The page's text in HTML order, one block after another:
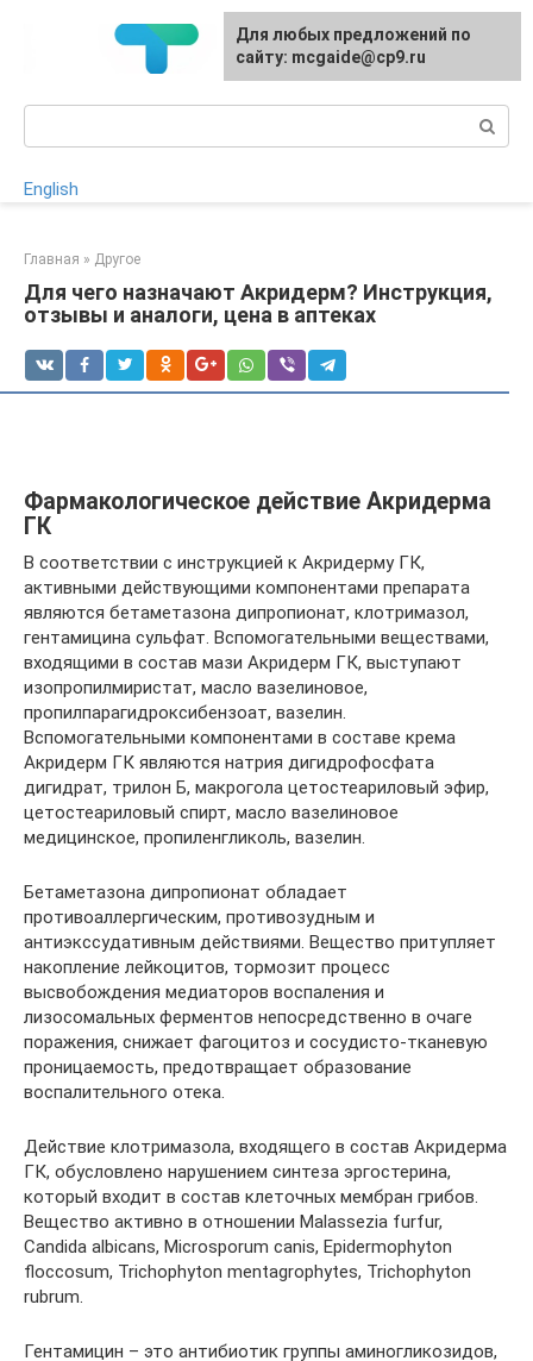
English
Главная » Другое
Для чего назначают Акридерм? Инструкция,
отзывы и аналоги, цена в аптеках
Фармакологическое действие Акридерма
ГК
В соответствии с инструкцией к Акридерму ГК,
активными действующими компонентами препарата
являются бетаметазона дипропионат, клотримазол,
гентамицина сульфат. Вспомогательными веществами,
входящими в состав мази Акридерм ГК, выступают
изопропилмиристат, масло вазелиновое,
пропилпарагидроксибензоат, вазелин.
Вспомогательными компонентами в составе крема
Акридерм ГК являются натрия дигидрофосфата
дигидрат, трилон Б, макрогола цетостеариловый эфир,
цетостеариловый спирт, масло вазелиновое
медицинское, пропиленгликоль, вазелин.
Бетаметазона дипропионат обладает
противоаллергическим, противозудным и
антиэкссудативным действиями. Вещество притупляет
накопление лейкоцитов, тормозит процесс
высвобождения медиаторов воспаления и
лизосомальных ферментов непосредственно в очаге
поражения, снижает фагоцитоз и сосудисто-тканевую
проницаемость, предотвращает образование
воспалительного отека.
Действие клотримазола, входящего в состав Акридерма
ГК, обусловлено нарушением синтеза эргостерина,
который входит в состав клеточных мембран грибов.
Вещество активно в отношении Malassezia furfur,
Candida albicans, Microsporum canis, Epidermophyton
floccosum, Trichophyton mentagrophytes, Trichophyton
rubrum.
Гентамицин – это антибиотик группы аминогликозидов,
Для любых предложений по
сайту: mcgaide@cp9.ru